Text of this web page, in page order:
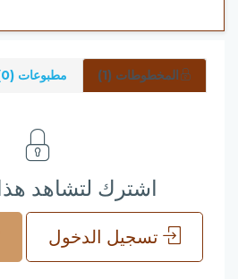
المخطوطات (1) مطبوعات (0)
اشترك لتشاهد
تسجيل الدخول